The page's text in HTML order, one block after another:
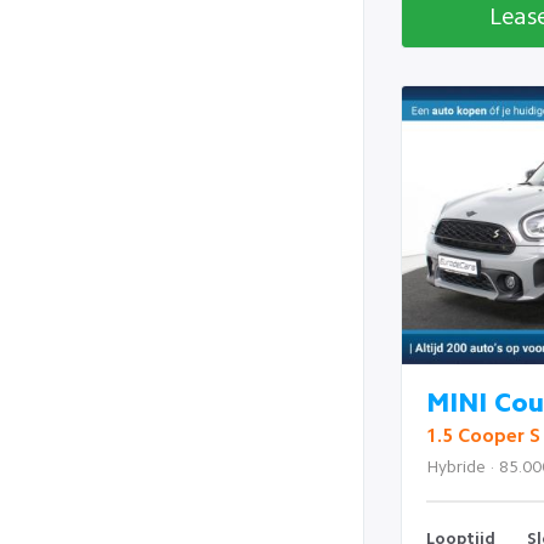
MINI
1.5 Cooper S
Hybride ·
Looptijd